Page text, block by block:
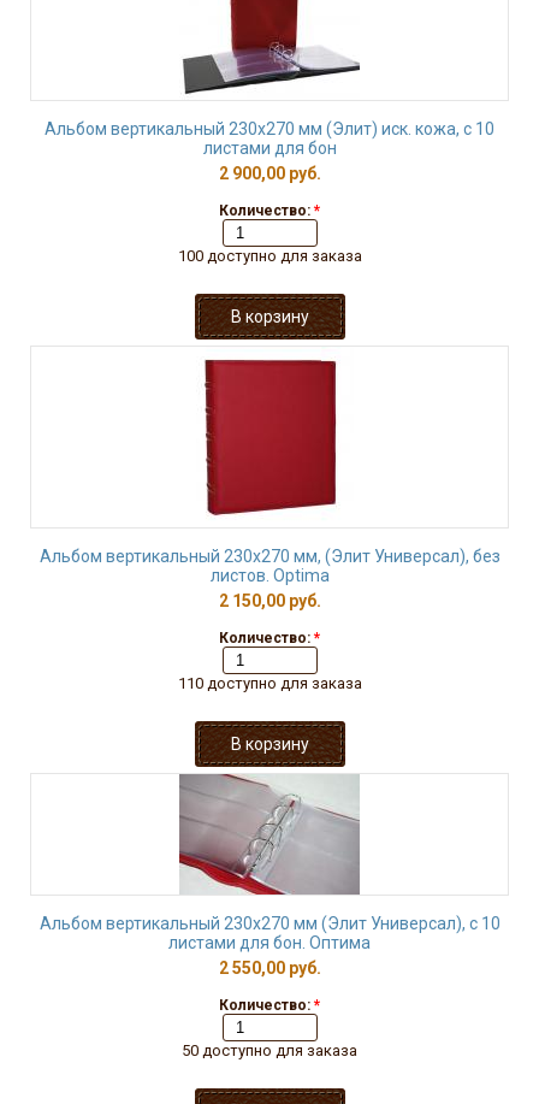
Альбом вертикальный 230х270 мм (Элит) иск. кожа, с 10
листами для бон
2 900,00 руб.
Количество: *
100 доступно для заказа
Альбом вертикальный 230х270 мм, (Элит Универсал), без
листов. Optima
2 150,00 руб.
Количество: *
110 доступно для заказа
Альбом вертикальный 230х270 мм (Элит Универсал), с 10
листами для бон. Оптима
2 550,00 руб.
Количество: *
50 доступно для заказа